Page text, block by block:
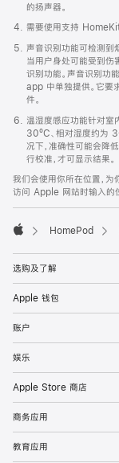
的扬声器。
需要使用支持
声音识别功能可检测到
当用户身处可能受到伤
识别功能。声音识别功
app 中单独提供。它要
件。
温湿度感应功能针对室
30ºC、相对湿度约为
况下，准确性可能会降
行校准，才可显示结果。
我们会使用你所在位置，为
访问 Apple 网站时输入的
HomePod
选购及了解
Apple 钱包
账户
娱乐
Apple Store 商店
商务应用
教育应用